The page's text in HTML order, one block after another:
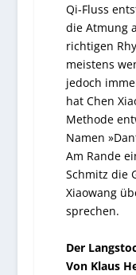
Qi-Fluss
die Atmung
richtigen
meistens
jedoch
hat Chen
Methode
Namen
Am Rande
Schmitz die
Xiaowang
sprechen.
Der
Von Klaus